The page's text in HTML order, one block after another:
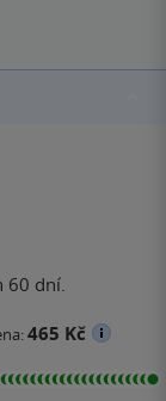
60 dní.
465 Kč